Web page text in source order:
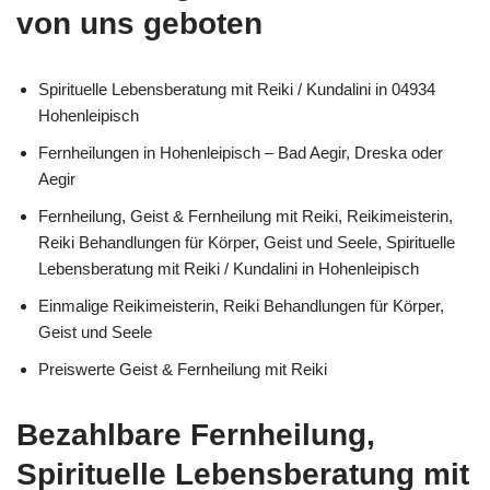
von uns geboten
Spirituelle Lebensberatung mit Reiki / Kundalini in 04934
Hohenleipisch
Fernheilungen in Hohenleipisch – Bad Aegir, Dreska oder
Aegir
Fernheilung, Geist & Fernheilung mit Reiki, Reikimeisterin,
Reiki Behandlungen für Körper, Geist und Seele, Spirituelle
Lebensberatung mit Reiki / Kundalini in Hohenleipisch
Einmalige Reikimeisterin, Reiki Behandlungen für Körper,
Geist und Seele
Preiswerte Geist & Fernheilung mit Reiki
Bezahlbare Fernheilung,
Spirituelle Lebensberatung mit